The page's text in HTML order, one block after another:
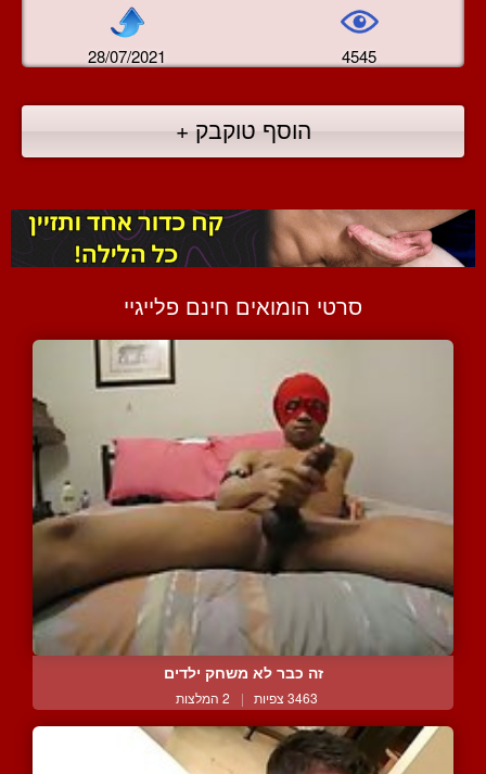
28/07/2021 4545
הוסף טוקבק +
סרטי הומואים חינם פלייגיי
זה כבר לא משחק ילדים
3463 צפיות | 2 המלצות